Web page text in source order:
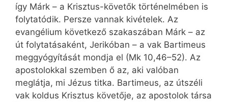
így Márk – a Krisztus-követők történelmében is
folytatódik. Persze vannak kivételek. Az
evangélium következő szakaszában Márk – az
út folytatásaként, Jerikóban – a vak Bartimeus
meggyógyítását mondja el (Mk 10,46–52). Az
apostolokkal szemben ő az, aki valóban
meglátja, mi Jézus titka. Bartimeus, az útszéli
vak koldus Krisztus követője, az apostolok társa